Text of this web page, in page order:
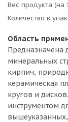
Вес продукта (на
Количество в
Область
Предназначена
минеральных
кирпич,
керамическая
кругов и
инструментом